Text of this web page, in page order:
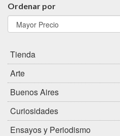
Ordenar por
Tienda
Arte
Buenos Aires
Curiosidades
Ensayos y Periodismo